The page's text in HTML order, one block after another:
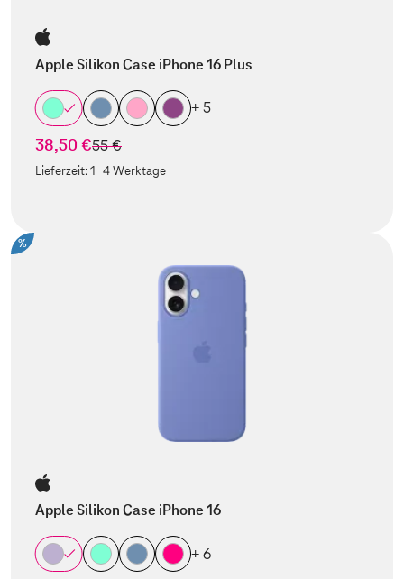
Apple Silikon Case iPhone 16 Plus
+ 5
38,50 €statt
55 €
Lieferzeit:1-4 Werktage
%
Apple Silikon Case iPhone 16
+ 6